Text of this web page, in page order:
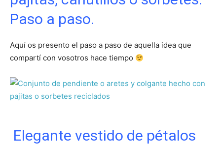
Paso a paso.
Aquí os presento el paso a paso de aquella idea que
compartí con vosotros hace tiempo
Elegante vestido de pétalos